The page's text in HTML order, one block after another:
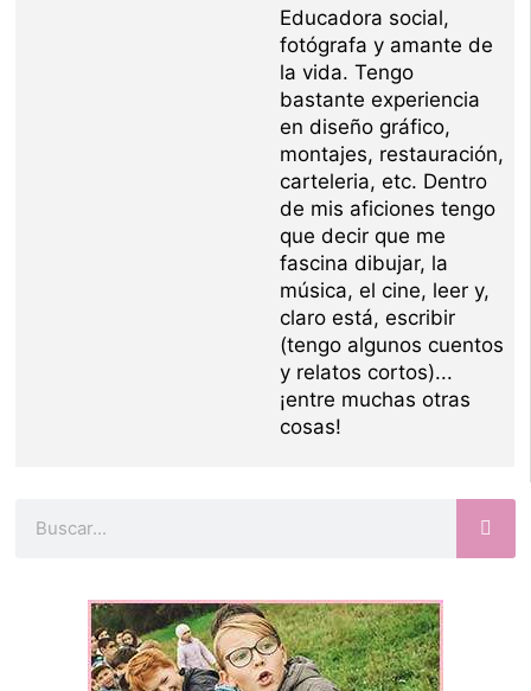
Educadora social,
fotógrafa y amante de
la vida. Tengo
bastante experiencia
en diseño gráfico,
montajes, restauración,
carteleria, etc. Dentro
de mis aficiones tengo
que decir que me
fascina dibujar, la
música, el cine, leer y,
claro está, escribir
(tengo algunos cuentos
y relatos cortos)...
¡entre muchas otras
cosas!